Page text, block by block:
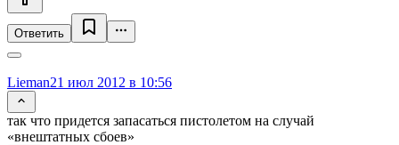
Ответить
Lieman21 июл 2012 в 10:56
так что придется запасаться пистолетом на случай
«внештатных сбоев»